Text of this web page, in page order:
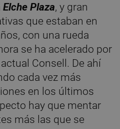
Elche Plaza, y gran
que estaban en
con una rueda
se ha acelerado por
Consell. De ahí
cada vez más
en los últimos
hay que mentar
más las que se